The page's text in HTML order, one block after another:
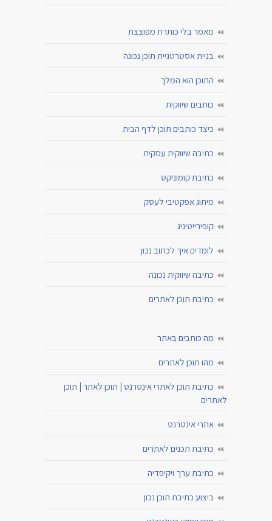
מאמר בלי כותרת מפוצצת
בניית אסטרטגיית תוכן נכונה
התוכן הוא המלך
כותבים שיווקית
כיצד כותבים תוכן לדף הבית
כתיבה שיווקית עסקית
כתיבת קומוניקט
מיתוג אפקטיבי לעסק
קופירייטיניג
לומדים איך לכתוב נכון
כתיבה שיווקית נכונה
כתיבת תוכן לאתרים
מה כותבים באתר
מהו תוכן לאתרים
כתיבת תוכן לאתרי אינטרנט | תוכן לאתר | תוכן
לאתרים
אתרי אינטרנט
כתיבת תכנים לאתרים
כתיבת ערך ויקיפדיה
ביצוע כתיבת תוכן נכון